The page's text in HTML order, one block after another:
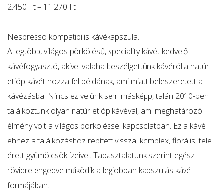
2.450 Ft– 11.270 FtÁrtartomány:
-
11.270 Ft
Nespresso kompatibilis kávékapszula.
A legtöbb, világos pörkölésű, speciality kávét kedvelő
kávéfogyasztó, akivel valaha beszélgettünk kávéról a natúr
etióp kávét hozza fel példának, ami miatt beleszeretett a
kávézásba. Nincs ez velünk sem másképp, talán 2010-ben
találkoztunk olyan natúr etióp kávéval, ami meghatározó
élmény volt a világos pörköléssel kapcsolatban. Ez a kávé
ehhez a találkozáshoz repített vissza, komplex, florális, tele
érett gyümölcsök ízeivel. Tapasztalatunk szerint egész
rövidre engedve működik a legjobban kapszulás kávé
formájában.